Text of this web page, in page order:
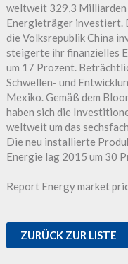
weltweit 329,3 Milliarden
Energieträger investiert.
die Volksrepublik China
steigerte ihr finanzielles
um 17 Prozent.
Schwellen- und
Mexiko. Gemäß dem
haben sich die
weltweit um das
Die neu installierte
Energie lag 2015 um 30
Report Energy market
ZURÜCK ZUR LISTE